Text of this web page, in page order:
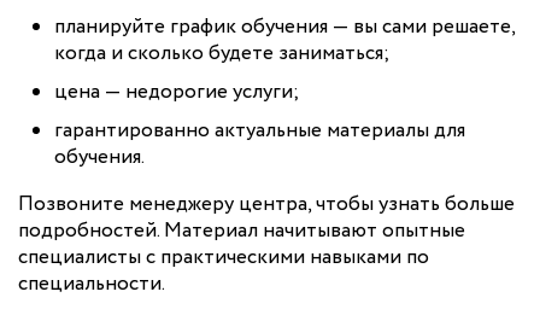
планируйте график обучения — вы сами решаете,
когда и сколько будете заниматься;
цена — недорогие услуги;
гарантированно актуальные материалы для
обучения.
Позвоните менеджеру центра, чтобы узнать больше
подробностей. Материал начитывают опытные
специалисты с практическими навыками по
специальности.